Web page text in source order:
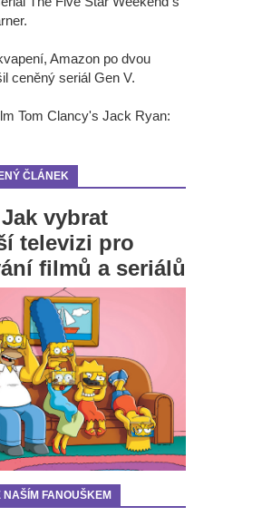
Amazon po dvou
ceněný seriál Gen V.
Tom Clancy's Jack Ryan:
ČLÁNEK
vybrat
televizi pro
filmů a seriálů
NAŠÍM FANOUŠKEM